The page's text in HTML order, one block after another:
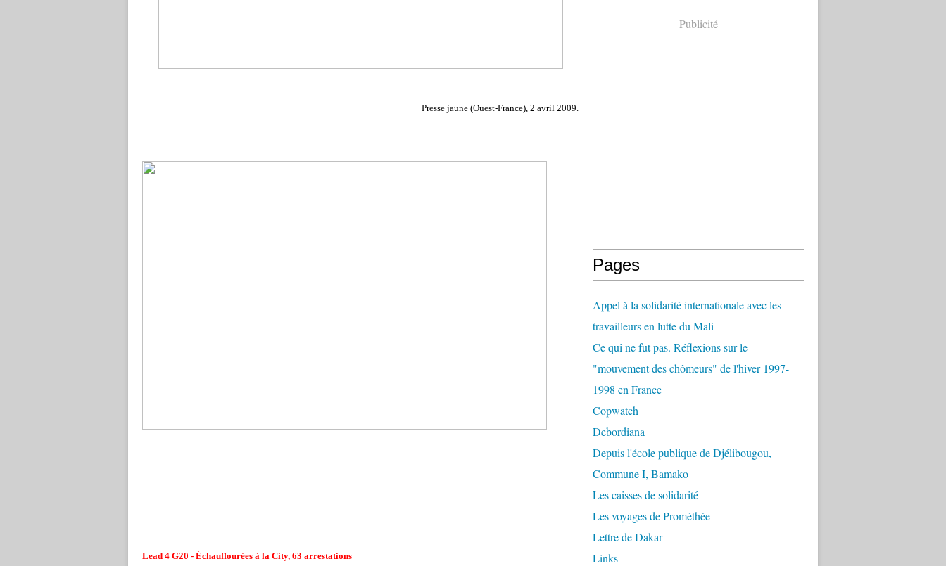
Presse jaune (Ouest-France), 2 avril 2009.
Lead 4 G20 - Échauffourées à la City, 63 arrestations
Publicité
Pages
Appel à la solidarité internationale avec les
travailleurs en lutte du Mali
Ce qui ne fut pas. Réflexions sur le
"mouvement des chômeurs" de l'hiver 1997-
1998 en France
Copwatch
Debordiana
Depuis l'école publique de Djélibougou,
Commune I, Bamako
Les caisses de solidarité
Les voyages de Prométhée
Lettre de Dakar
Links